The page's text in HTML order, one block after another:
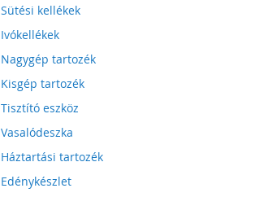
Sütési kellékek
Ivókellékek
Nagygép tartozék
Kisgép tartozék
Tisztító eszköz
Vasalódeszka
Háztartási tartozék
Edénykészlet